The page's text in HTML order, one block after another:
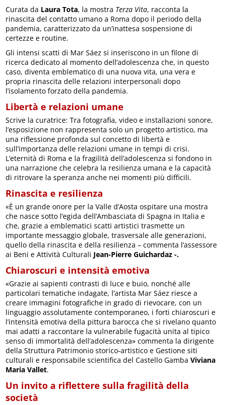
Curata da Laura Tota, la mostra Terza Vita, racconta la
rinascita del contatto umano a Roma dopo il periodo della
pandemia, caratterizzato da un’inattesa sospensione di
certezze e routine.
Gli intensi scatti di Mar Sáez si inseriscono in un filone di
ricerca dedicato al momento dell’adolescenza che, in questo
caso, diventa emblematico di una nuova vita, una vera e
propria rinascita delle relazioni interpersonali dopo
l’isolamento forzato della pandemia.
Libertà e relazioni umane
Scrive la curatrice: Tra fotografia, video e installazioni sonore,
l’esposizione non rappresenta solo un progetto artistico, ma
una riflessione profonda sul concetto di libertà e
sull’importanza delle relazioni umane in tempi di crisi.
L’eternità di Roma e la fragilità dell’adolescenza si fondono in
una narrazione che celebra la resilienza umana e la capacità
di ritrovare la speranza anche nei momenti più difficili.
Rinascita e resilienza
«È un grande onore per la Valle d’Aosta ospitare una mostra
che nasce sotto l’egida dell’Ambasciata di Spagna in Italia e
che, grazie a emblematici scatti artistici trasmette un
importante messaggio globale, trasversale alle generazioni,
quello della rinascita e della resilienza – commenta l’assessore
ai Beni e Attività Culturali Jean-Pierre Guichardaz -.
Chiaroscuri e intensità emotiva
«Grazie ai sapienti contrasti di luce e buio, nonché alle
particolari tematiche indagate, l’artista Mar Sáez riesce a
creare immagini fotografiche in grado di rievocare, con un
linguaggio assolutamente contemporaneo, i forti chiaroscuri e
l’intensità emotiva della pittura barocca che si rivelano quanto
mai adatti a raccontare la vulnerabile fugacità unita al tipico
senso di immortalità dell’adolescenza» commenta la dirigente
della Struttura Patrimonio storico-artistico e Gestione siti
culturali e responsabile scientifica del Castello GambaViviana
Maria Vallet.
Un invito a riflettere sulla fragilità della
società